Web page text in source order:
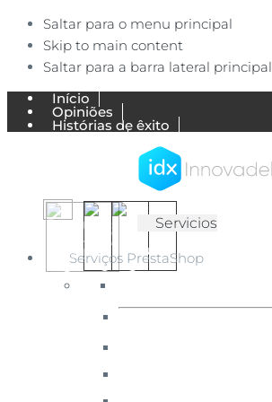
Saltar para o menu principal
Skip to main content
Saltar para a barra lateral principal
Início
Opiniões
Histórias de êxito
Blog Ecommerce
PT ES EN
Innovadeluxe
comércio
eletrónico
Servicios
Serviços PrestaShop